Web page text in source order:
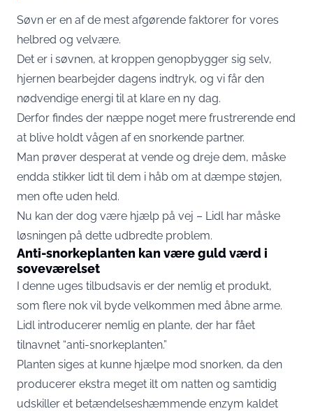
Søvn er en af de mest afgørende faktorer for vores
helbred og velvære.
Det er i søvnen, at kroppen genopbygger sig selv,
hjernen bearbejder dagens indtryk, og vi får den
nødvendige energi til at klare en ny dag.
Derfor findes der næppe noget mere frustrerende end
at blive holdt vågen af en snorkende partner.
Man prøver desperat at vende og dreje dem, måske
endda stikker lidt til dem i håb om at dæmpe støjen,
men ofte uden held.
Nu kan der dog være hjælp på vej – Lidl har måske
løsningen på dette udbredte problem.
Anti-snorkeplanten kan være guld værd i
soveværelset
I denne uges tilbudsavis er der nemlig et produkt,
som flere nok vil byde velkommen med åbne arme.
Lidl introducerer nemlig en plante, der har fået
tilnavnet “anti-snorkeplanten.”
Planten siges at kunne hjælpe mod snorken, da den
producerer ekstra meget ilt om natten og samtidig
udskiller et betændelseshæmmende enzym kaldet